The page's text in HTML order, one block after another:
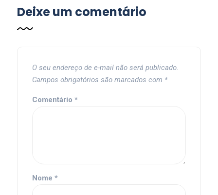
Deixe um comentário
O seu endereço de e-mail não será publicado.
Campos obrigatórios são marcados com *
Comentário *
Nome *